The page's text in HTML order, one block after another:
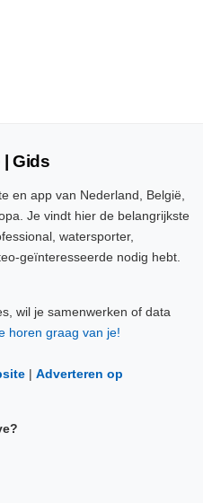
| Gids
en app van Nederland, België,
Je vindt hier de belangrijkste
watersporter,
geïnteresseerde nodig hebt.
wil je samenwerken of data
horen graag van je!
| Adverteren op